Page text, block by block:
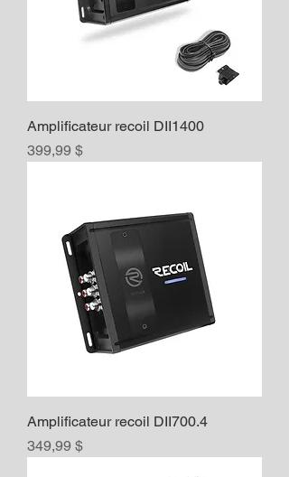
Amplificateur recoil DII1400
Prix
399,99 $
Amplificateur recoil DII700.4
Prix
349,99 $